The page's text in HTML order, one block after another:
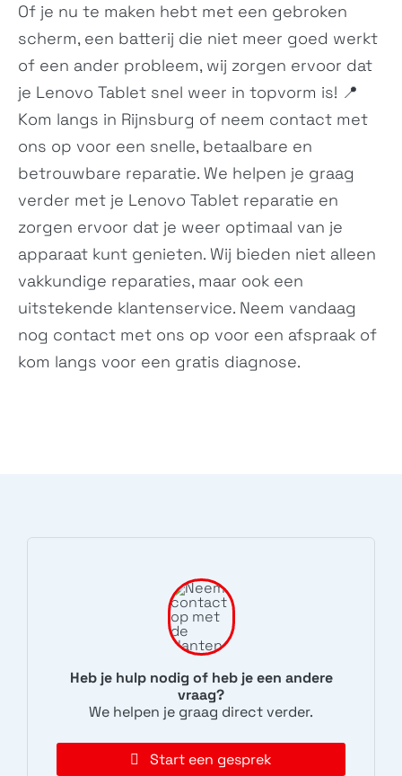
Tab P12 Pro
N/A
Tab M7 (3rd Gen)
ZA8C0027US
Of je nu te maken hebt met een gebroken
scherm, een batterij die niet meer goed werkt
of een ander probleem, wij zorgen ervoor dat
je Lenovo Tablet snel weer in topvorm is! 📍
Kom langs in Rijnsburg of neem contactmet
ons op voor een snelle, betaalbare en
betrouwbare reparatie. We helpen je graag
verder met je Lenovo Tablet reparatie en
zorgen ervoor dat je weer optimaal van je
apparaat kunt genieten. Wij bieden niet alleen
vakkundige reparaties, maar ook een
uitstekende klantenservice. Neem vandaag
nog contact met ons op voor een afspraak of
kom langs voor een gratis diagnose.
Heb je hulp nodig of heb je een andere
vraag?
We helpen je graag direct verder.
Start een gesprek